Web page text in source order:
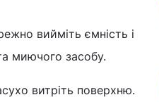
вийміть ємність і
миючого засобу.
витріть поверхню.